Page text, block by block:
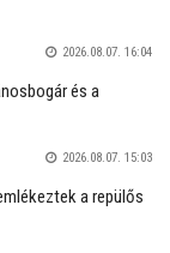
2026.08.07. 16:04
és a
2026.08.07. 15:03
a repülős